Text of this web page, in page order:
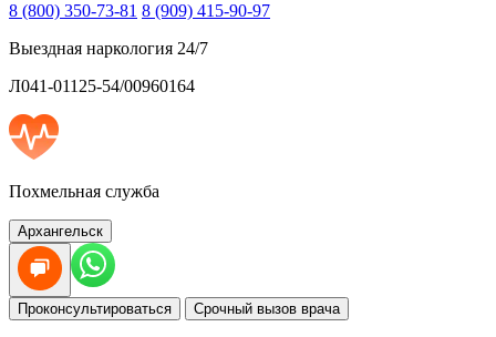
8 (800) 350-73-81 8 (909) 415-90-97
Выездная наркология 24/7
Л041-01125-54/00960164
Похмельная служба
Архангельск
Проконсультироваться Срочный вызов врача